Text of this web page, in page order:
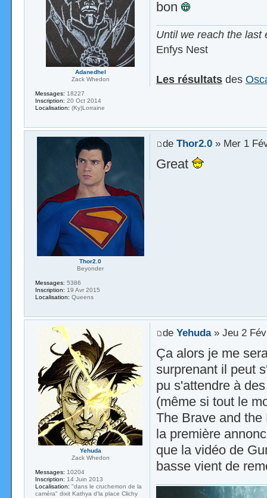
bon
Until we reach the last
Enfys Nest
Les résultatsdes
Adanedhel
Zack Whedon
Messages: 18227
Inscription: 20 Oct 2014
Localisation: (Ky)Lorraine
de Thor2.0» Mer 1
Great
Thor2.0
Beyonder
Messages: 5386
Inscription: 19 Avr 2015
Localisation: Queens
de Yehuda» Jeu 2
Ça alors je me
surprenant il peut
pu s'attendre à
(même si tout le
The Brave and
la première
que la vidéo de
basse vient de
Yehuda
Zack Whedon
Messages: 10204
Inscription: 14 Juin 2013
Localisation: "dans le cruchemon de la
caméra" dixit Kathya d'la place Clichy